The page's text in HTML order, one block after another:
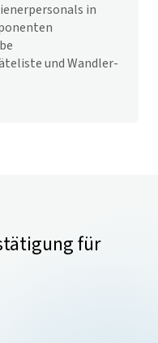
in
und Wandler-
für